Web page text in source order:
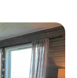
gosti”